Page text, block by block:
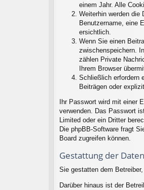
einem Jahr. Alle
Weiterhin werden die
Benutzername, eine
ersichtlich.
Wenn Sie einen
zwischenspeichern.
zählen Private
Ihrem Browser
Schließlich erfordern
Beiträgen oder
Ihr Passwort wird mit einer
verwenden. Das Passwort
Limited oder ein Dritter
Die phpBB-Software fragt
Board zugreifen können.
Gestattung der
Sie gestatten dem
Darüber hinaus ist der